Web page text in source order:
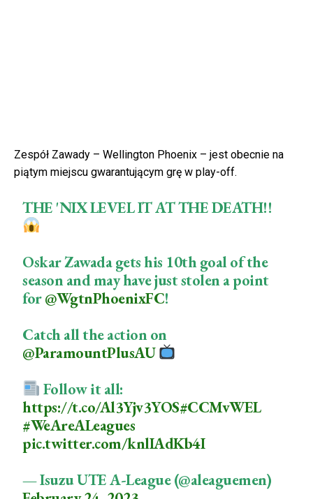
Zespół Zawady – Wellington Phoenix – jest obecnie na
piątym miejscu gwarantującym grę w play-off.
THE 'NIX LEVEL IT AT THE DEATH!!
Oskar Zawada gets his 10th goal of the
season and may have just stolen a point
for@WgtnPhoenixFC!
Catch all the action on
@ParamountPlusAU
Follow it all:
https://t.co/Al3Yjv3YOS#CCMvWEL
#WeAreALeagues
pic.twitter.com/knlIAdKb4I
— Isuzu UTE A-League (@aleaguemen)